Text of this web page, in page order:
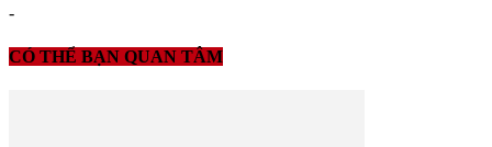
-
CÓ THỂ BẠN QUAN TÂM